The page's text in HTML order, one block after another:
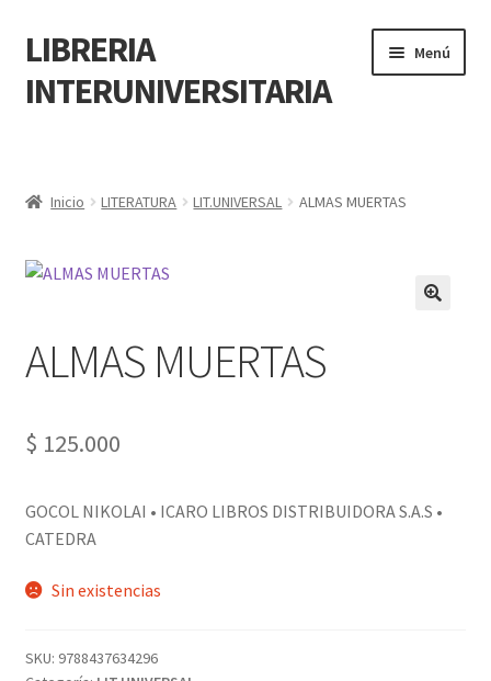
LIBRERIA
INTERUNIVERSITARIA
Menú
Carrito
CONTÁCTANOS
Resumen de compra
Mi cuenta
PERSONALES DE CORPORACIÓN INTERUNIVERSITARIA DE
SERVICIO
QUIÉNES SOMOS
SHOP
Inicio LITERATURA LIT.UNIVERSAL ALMAS MUERTAS
ALMAS MUERTAS
$ 125.000
GOCOL NIKOLAI • ICARO LIBROS DISTRIBUIDORA S.A.S •
CATEDRA
Sin existencias
SKU: 9788437634296